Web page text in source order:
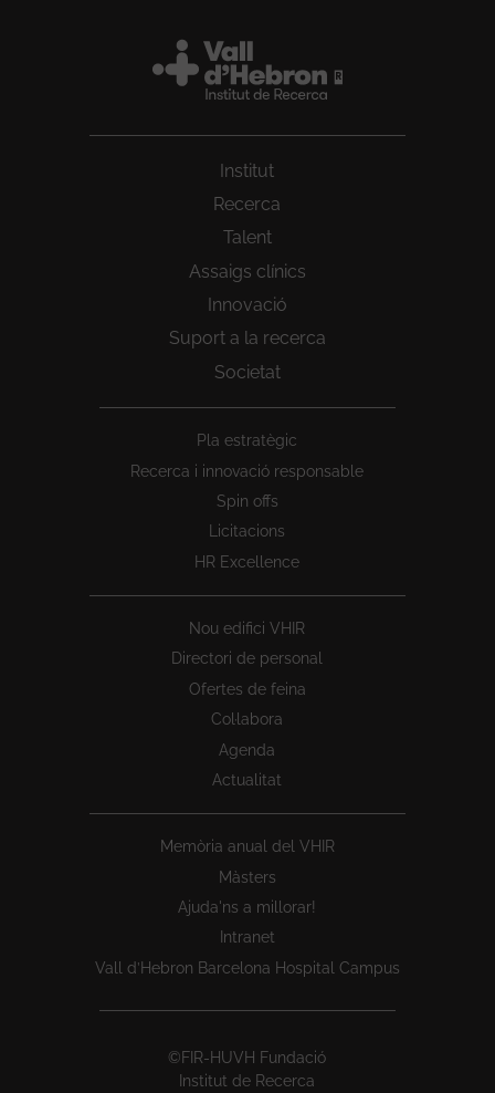
Institut
Recerca
Talent
Assaigs clínics
Innovació
Suport a la recerca
Societat
Pla estratègic
Recerca i innovació responsable
Spin offs
Licitacions
HR Excellence
Nou edifici VHIR
Directori de personal
Ofertes de feina
Col·labora
Agenda
Actualitat
Memòria anual del VHIR
Màsters
Ajuda'ns a millorar!
Intranet
Vall d’Hebron Barcelona Hospital Campus
©FIR-HUVH Fundació
Institut de Recerca